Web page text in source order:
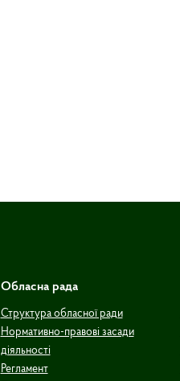
Обласна рада
Структура обласної ради
Нормативно-правові засади
діяльності
Регламент